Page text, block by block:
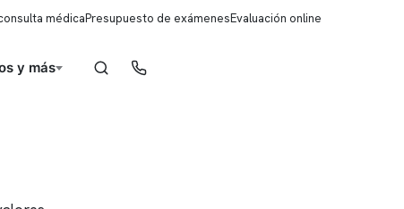
médicaPresupuesto de exámenesEvaluación online
y más